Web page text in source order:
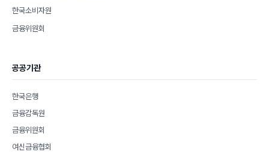
한국소비자원
금융위원회
공공기관
한국은행
금융감독원
금융위원회
여신금융협회